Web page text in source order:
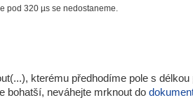
pod 320 µs se nedostaneme.
kterému předhodíme pole s délkou
bohatší, neváhejte mrknout do